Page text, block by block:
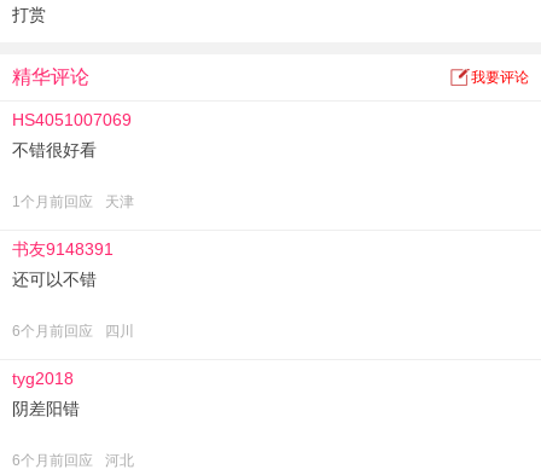
某女心中咆哮，你丫的不举不要来找我啊，可怜我年纪轻轻就要守活寡。
的。”
打赏
精华评论 我要评论
HS4051007069
不错很好看
1个月前回应 天津
书友9148391
还可以不错
6个月前回应 四川
tyg2018
阴差阳错
6个月前回应 河北